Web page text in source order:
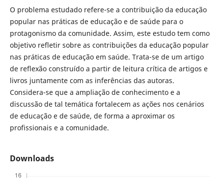
O problema estudado refere-se a contribuição da educação
popular nas práticas de educação e de saúde para o
protagonismo da comunidade. Assim, este estudo tem como
objetivo refletir sobre as contribuições da educação popular
nas práticas de educação em saúde. Trata-se de um artigo
de reflexão construído a partir de leitura crítica de artigos e
livros juntamente com as inferências das autoras.
Considera-se que a ampliação de conhecimento e a
discussão de tal temática fortalecem as ações nos cenários
de educação e de saúde, de forma a aproximar os
profissionais e a comunidade.
Downloads